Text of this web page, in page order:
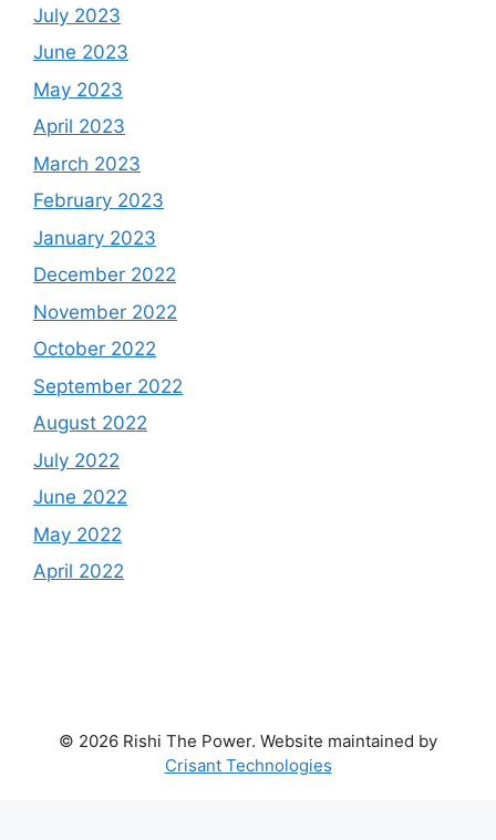
July 2023
June 2023
May 2023
April 2023
March 2023
February 2023
January 2023
December 2022
November 2022
October 2022
September 2022
August 2022
July 2022
June 2022
May 2022
April 2022
© 2026 Rishi The Power. Website maintained by
Crisant Technologies